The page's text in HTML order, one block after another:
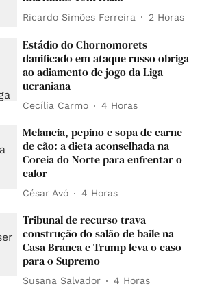
Ricardo Simões Ferreira 2 Horas
Estádio do Chornomorets
danificado em ataque russo obriga
ao adiamento de jogo da Liga
ucraniana
Cecília Carmo 4 Horas
Melancia, pepino e sopa de carne
de cão: a dieta aconselhada na
Coreia do Norte para enfrentar o
calor
César Avó 4 Horas
Tribunal de recurso trava
construção do salão de baile na
Casa Branca e Trump leva o caso
para o Supremo
Susana Salvador 4 Horas